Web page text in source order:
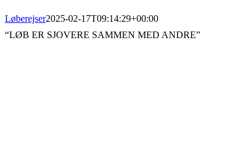
Løberejser2025-02-17T09:14:29+00:00
“LØB ER SJOVERE SAMMEN MED ANDRE”